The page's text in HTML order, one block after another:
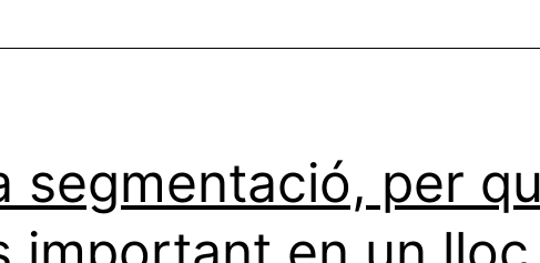
segmentació, per